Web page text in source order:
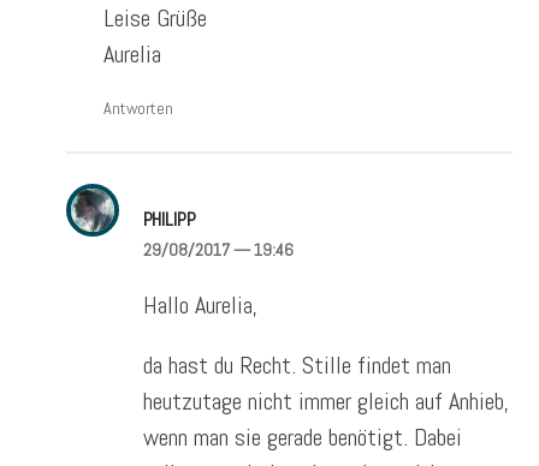
Leise Grüße
Aurelia
Antworten
PHILIPP
29/08/2017— 19:46
Hallo Aurelia,
da hast du Recht. Stille findet man
heutzutage nicht immer gleich auf Anhieb,
wenn man sie gerade benötigt. Dabei